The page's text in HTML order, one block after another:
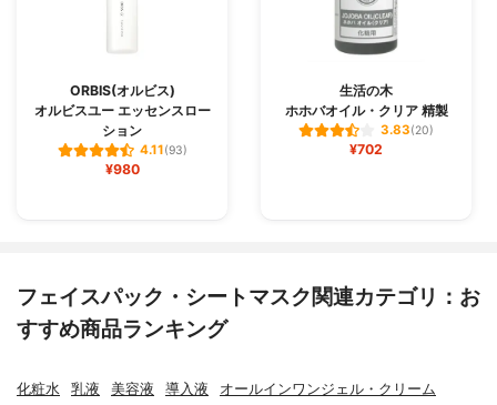
ORBIS(オルビス)
オルビスユー エッセンスロー
ション
4.11(93)
¥980
生活の木
ホホバオイル・クリア 精製
3.83(20)
¥702
フェイスパック・シートマスク関連カテゴリ：お
すすめ商品ランキング
化粧水 乳液 美容液 導入液 オールインワンジェル・クリーム